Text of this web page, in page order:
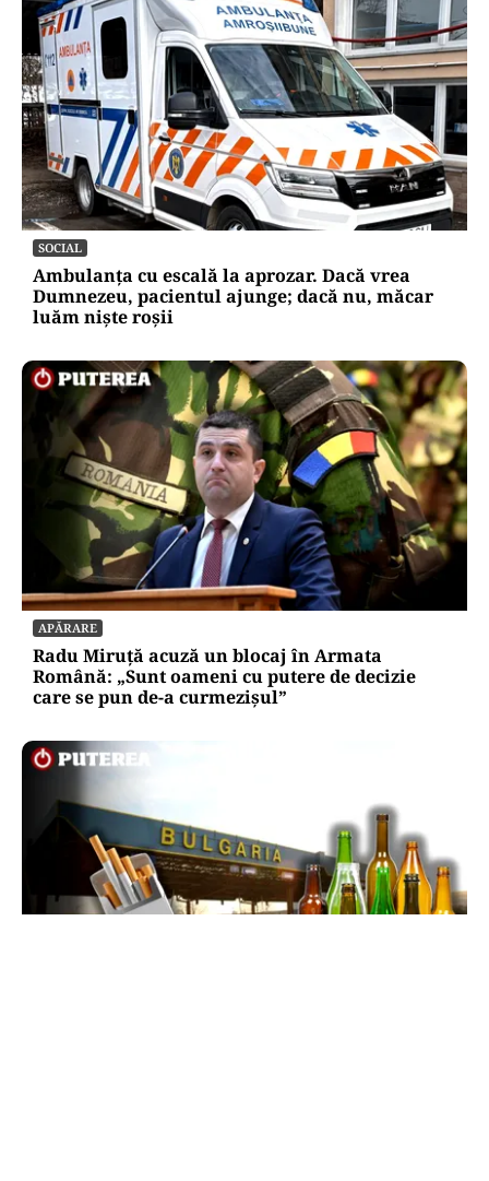
SOCIAL
Ambulanța cu escală la aprozar. Dacă vrea
Dumnezeu, pacientul ajunge; dacă nu, măcar
luăm niște roșii
APĂRARE
Radu Miruță acuză un blocaj în Armata
Română: „Sunt oameni cu putere de decizie
care se pun de-a curmezișul”